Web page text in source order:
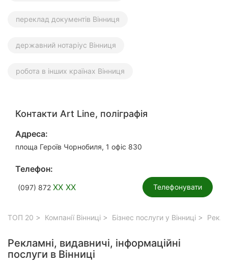
переклад документів Вінниця
державний нотаріус Вінниця
робота в інших країнах Вінниця
Контакти Art Line, поліграфія
Адреса:
площа Героїв Чорнобиля, 1 офіс 830
Телефон:
(097) 872 XX XX Телефонувати
ТОП 20 Компанії Вінниці Бізнес послуги у Вінниці
Рекламні, видавничі, інформаційні
послуги в Вінниці